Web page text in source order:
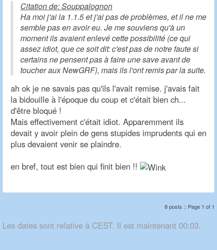
Citation de: Souppalognon
Ha moi j'ai la 1.1.5 et j'ai pas de problèmes, et il ne me
semble pas en avoir eu. Je me souviens qu'à un
moment ils avaient enlevé cette possibilité (ce qui
assez idiot, que ce soit dit: c'est pas de notre faute si
certains ne pensent pas à faire une save avant de
toucher aux NewGRF), mais ils l'ont remis par la suite.
ah ok je ne savais pas qu'ils l'avait remise. j'avais fait
la bidouille à l'époque du coup et c'était bien ch...
d'être bloqué !
Mais effectivement c'était idiot. Apparemment ils
devait y avoir plein de gens stupides imprudents qui en
plus devaient venir se plaindre.
en bref, tout est bien qui finit bien !!
8 posts :: Page 1 of 1
Les dates sont relative à CEST. Il est maintenant 00:03.